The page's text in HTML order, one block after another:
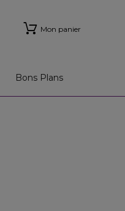
Mon panier
Bons Plans